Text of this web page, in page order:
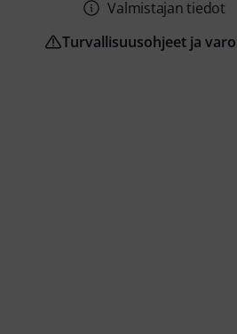
Valmistajan tiedot
Turvallisuusohjeet ja